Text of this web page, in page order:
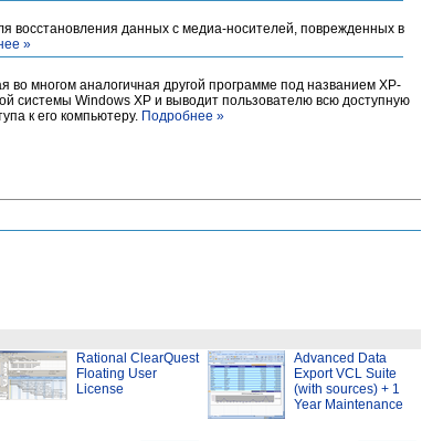
восстановления данных с медиа-носителей, поврежденных в
»
многом аналогичная другой программе под названием XP-
системы Windows XP и выводит пользователю всю доступную
к его компьютеру. Подробнее »
Rational ClearQuest
Floating User
License
Advanced Data
Export VCL Suite
(with sources) + 1
Year Maintenance